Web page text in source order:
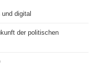
digital
der politischen